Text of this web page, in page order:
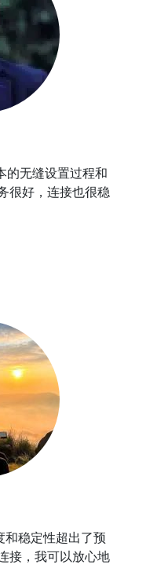
的无缝设置过程和
很好，连接也很稳
稳定性超出了预
接，我可以放心地